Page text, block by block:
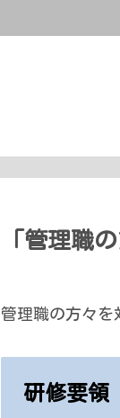
「管理職
管理職の方々を
研修要領